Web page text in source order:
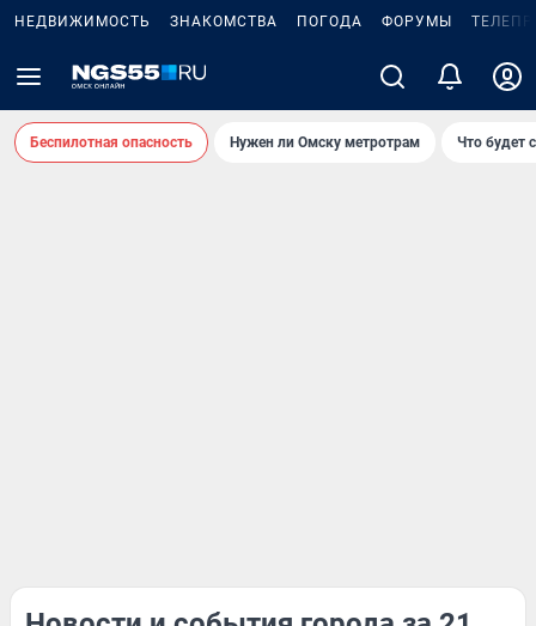
НЕДВИЖИМОСТЬ ЗНАКОМСТВА ПОГОДА ФОРУМЫ
Беспилотная опасность Нужен ли Омску метротрам Что будет